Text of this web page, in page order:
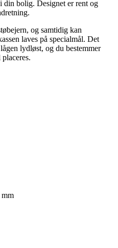
din bolig. Designet er rent og
og samtidig kan
laves på specialmål. Det
lydløst, og du bestemmer
mm